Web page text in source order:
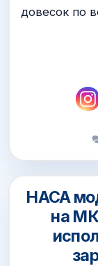
довесок по
НАСА
на